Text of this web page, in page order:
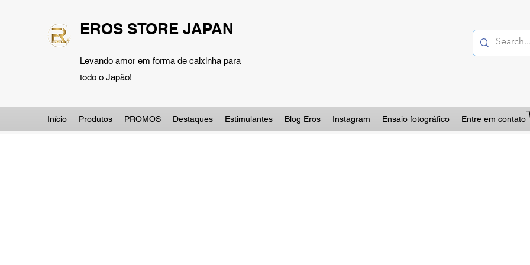
EROS STORE JAPAN
Levando amor em forma de caixinha para
todo o Japão!
Início Produtos PROMOS Destaques Estimulantes Blog Eros Instagram Ensaio fotográfico Entre em contato